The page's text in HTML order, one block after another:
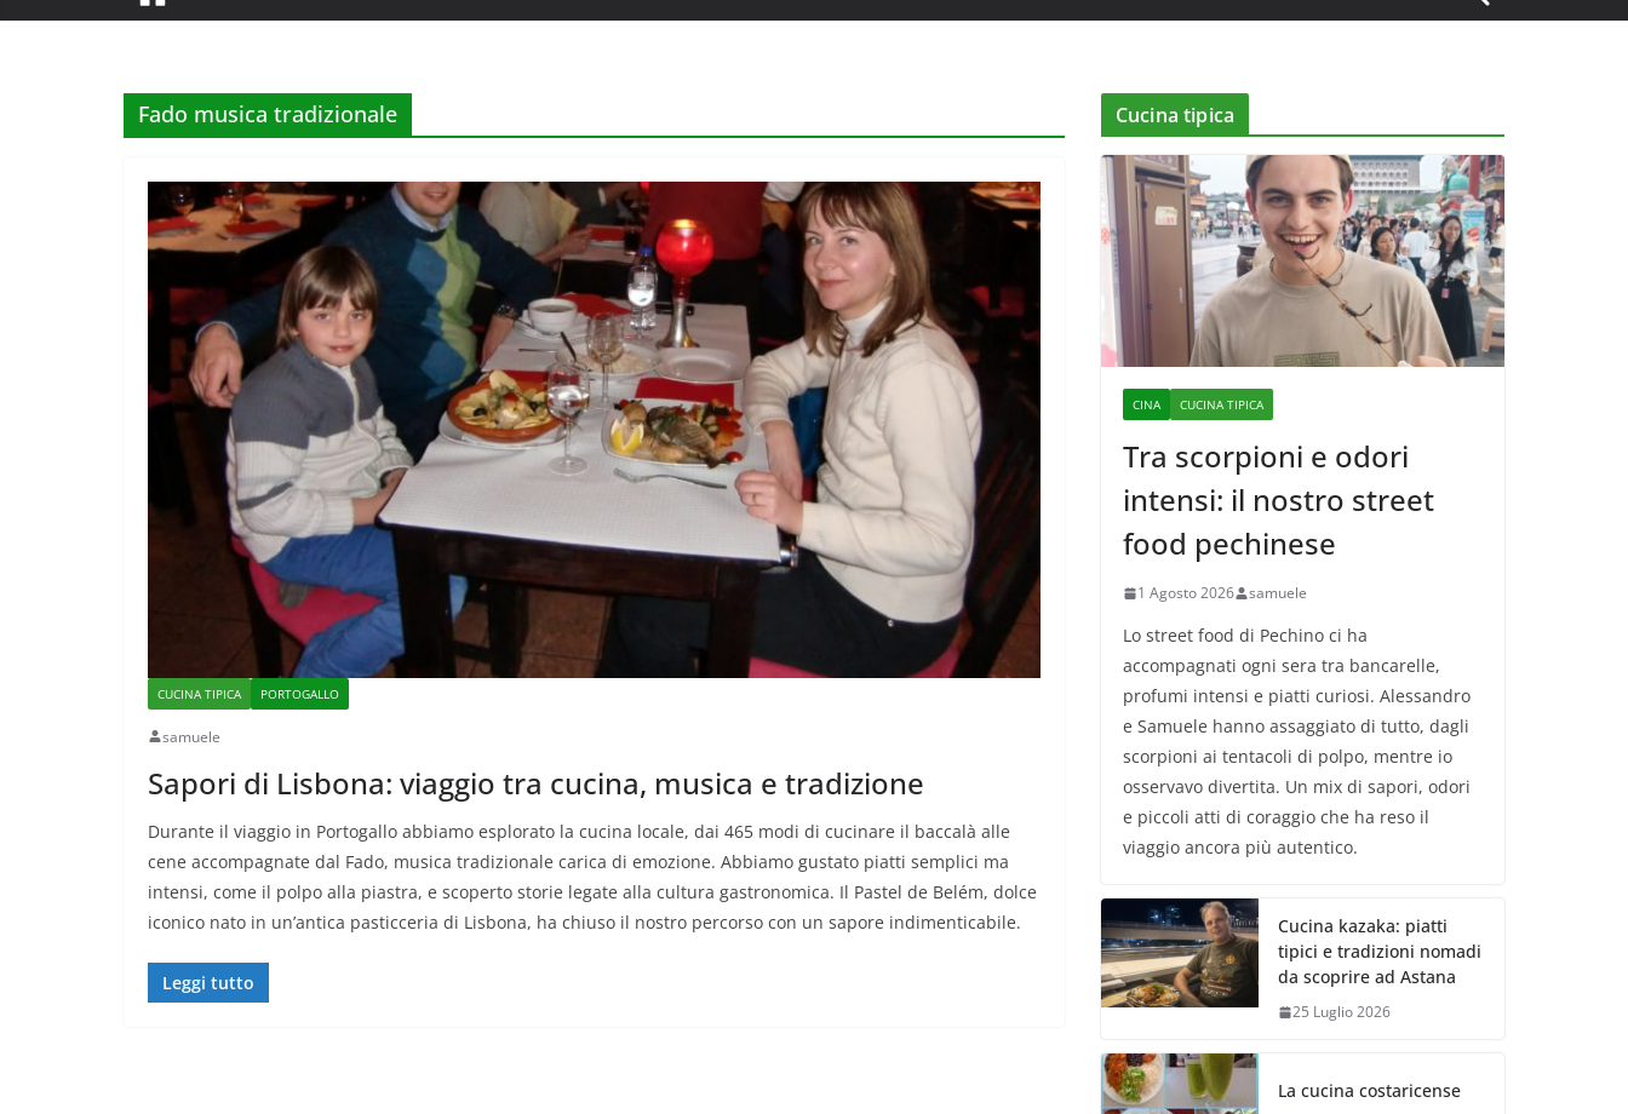
Fado musica tradizionale
CUCINA TIPICA PORTOGALLO
samuele
Sapori di Lisbona: viaggio tra cucina, musica e tradizione
Durante il viaggio in Portogallo abbiamo esplorato la cucina locale, dai 465 modi di cucinare il baccalà alle
cene accompagnate dal Fado, musica tradizionale carica di emozione. Abbiamo gustato piatti semplici ma
intensi, come il polpo alla piastra, e scoperto storie legate alla cultura gastronomica. Il Pastel de Belém, dolce
iconico nato in un’antica pasticceria di Lisbona, ha chiuso il nostro percorso con un sapore indimenticabile.
Leggi tutto
Cucina tipica
CINA CUCINA TIPICA
Tra scorpioni e odori
intensi: il nostro street
food pechinese
1 Agosto 2026 samuele
Lo street food di Pechino ci ha
accompagnati ogni sera tra bancarelle,
profumi intensi e piatti curiosi. Alessandro
e Samuele hanno assaggiato di tutto, dagli
scorpioni ai tentacoli di polpo, mentre io
osservavo divertita. Un mix di sapori, odori
e piccoli atti di coraggio che ha reso il
viaggio ancora più autentico.
Cucina kazaka: piatti
tipici e tradizioni nomadi
da scoprire ad Astana
25 Luglio 2026
La cucina costaricense